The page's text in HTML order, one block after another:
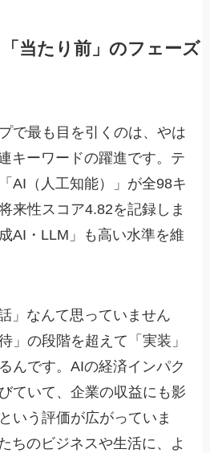
当たり前」のフェーズ
で最も目を引くのは、やは
キーワードの躍進です。テ
AI（人工知能）」が全98キ
来性スコア4.82を記録しま
AI・LLM」も高い水準を維
」なんて思っていません
」の段階を超えて「実装」
んです。AIの経済インパク
ていて、企業の収益にも影
いう評価が広がっていま
ちのビジネスや生活に、よ